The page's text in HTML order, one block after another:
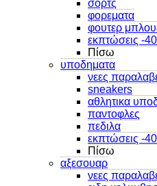
σορτς
φορεματα
φουτερ
εκπτώσεις -
Πίσω
υποδηματα
νεες
sneakers
αθλητικα
παντοφλες
πεδιλα
εκπτώσεις -
Πίσω
αξεσουαρ
νεες